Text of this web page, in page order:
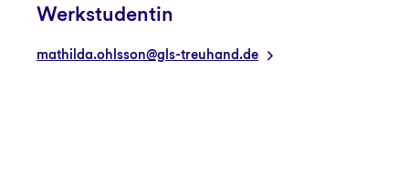
Werkstudentin
mathilda.ohlsson@gls-treuhand.de